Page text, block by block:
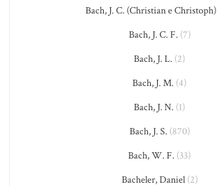
Bach, J. C. (Christian e Christoph)
Bach, J. C. F.(7)
Bach, J. L. (2)
Bach, J. M. (4)
Bach, J. N. (1)
Bach, J. S.(870)
Bach, W. F. (33)
Bacheler, Daniel(2)